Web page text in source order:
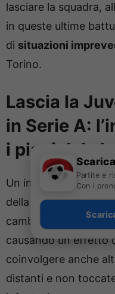
lasciare la squadra,
in queste ultime
di situazioni
Torino.
Lascia la
in Serie A:
i piani del
Un infortunio grave
della finestra di
cambiare i
causando un effetto
coinvolgere anche
distanti e non
Partite e
Con i